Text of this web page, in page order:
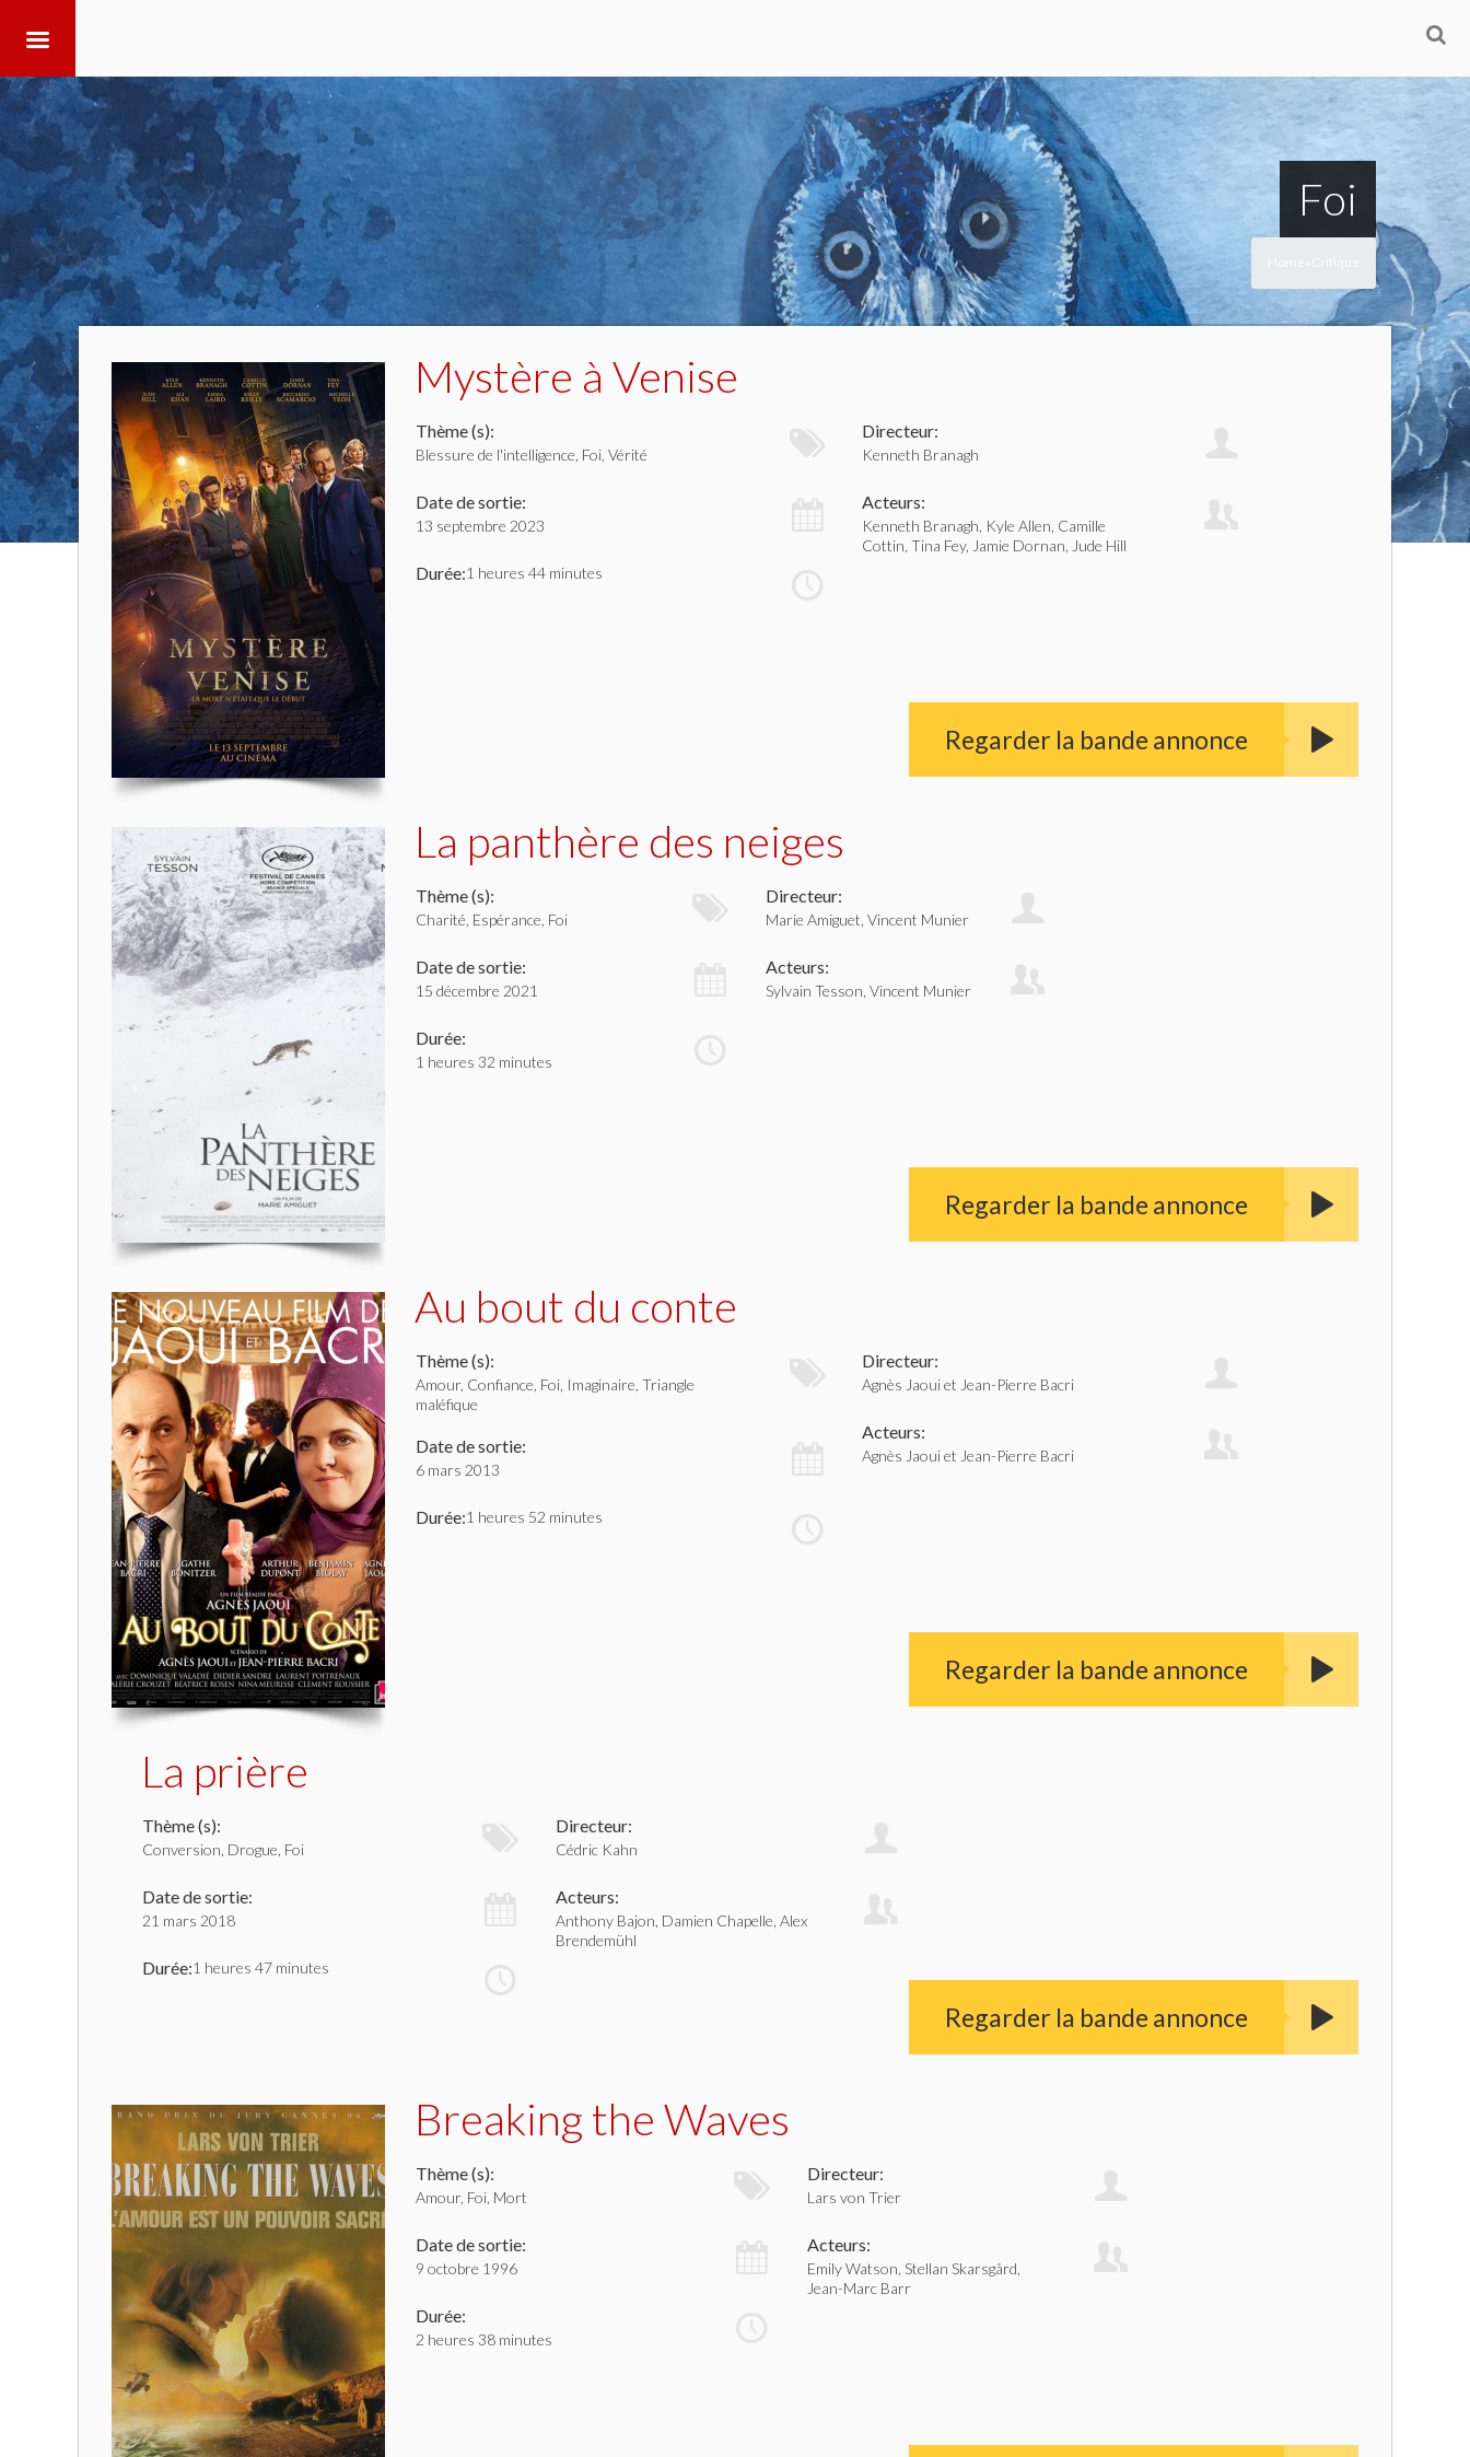
Foi
Mystère à Venise
Thème (s):
Blessure de l'intelligence, Foi, Vérité
Date de sortie:
13 septembre 2023
Durée:1 heures 44 minutes
Directeur:
Kenneth Branagh
Acteurs:
Kenneth Branagh, Kyle Allen, Camille
Cottin, Tina Fey, Jamie Dornan, Jude Hill
Regarder la bande annonce
La panthère des neiges
Thème (s):
Charité, Espérance, Foi
Date de sortie:
15 décembre 2021
Durée:
1 heures 32 minutes
Directeur:
Marie Amiguet, Vincent Munier
Acteurs:
Sylvain Tesson, Vincent Munier
Regarder la bande annonce
Au bout du conte
Thème (s):
Amour, Confiance, Foi, Imaginaire, Triangle
maléfique
Date de sortie:
6 mars 2013
Durée:1 heures 52 minutes
Directeur:
Agnès Jaoui et Jean-Pierre Bacri
Acteurs:
Agnès Jaoui et Jean-Pierre Bacri
Regarder la bande annonce
La prière
Thème (s):
Conversion, Drogue, Foi
Date de sortie:
21 mars 2018
Durée:1 heures 47 minutes
Directeur:
Cédric Kahn
Acteurs:
Anthony Bajon, Damien Chapelle, Alex
Brendemühl
Regarder la bande annonce
Breaking the Waves
Thème (s):
Amour, Foi, Mort
Date de sortie:
9 octobre 1996
Durée:
2 heures 38 minutes
Directeur:
Lars von Trier
Acteurs:
Emily Watson, Stellan Skarsgård,
Jean-Marc Barr